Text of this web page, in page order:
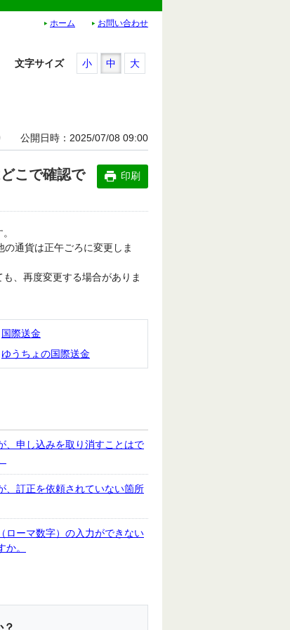
ホーム お問い合わせ
文字サイズ 小 中 大
公開日時 2025/07/08 09:00
こで確認で
印刷
通貨は正午ごろに変更しま
、再度変更する場合がありま
国際送金
ゆうちょの国際送金
、申し込みを取り消すことはで
、訂正を依頼されていない箇所
ローマ数字）の入力ができない
。